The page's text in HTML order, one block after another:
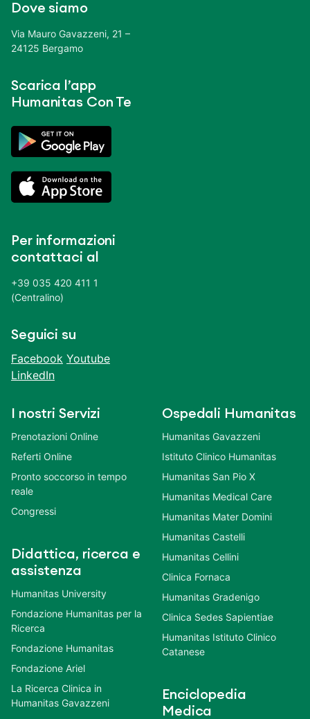
Dove siamo
Via Mauro Gavazzeni, 21 –
24125 Bergamo
Scarica l’app
Humanitas Con Te
Per informazioni
contattaci al
+39 035 420 411 1
(Centralino)
Seguici su
Facebook Youtube
LinkedIn
I nostri Servizi
Prenotazioni Online
Referti Online
Pronto soccorso in tempo
reale
Congressi
Didattica, ricerca e
assistenza
Humanitas University
Fondazione Humanitas per la
Ricerca
Fondazione Humanitas
Fondazione Ariel
La Ricerca Clinica in
Humanitas Gavazzeni
Ospedali Humanitas
Humanitas Gavazzeni
Istituto Clinico Humanitas
Humanitas San Pio X
Humanitas Medical Care
Humanitas Mater Domini
Humanitas Castelli
Humanitas Cellini
Clinica Fornaca
Humanitas Gradenigo
Clinica Sedes Sapientiae
Humanitas Istituto Clinico
Catanese
Enciclopedia
Medica